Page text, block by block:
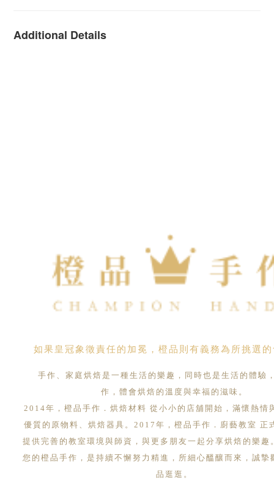
Additional Details
如果皇冠象徵責任的加冕，橙品則有義務為所挑選
手作、家庭烘焙是一種生活的樂趣，同時也是生活的體驗
作，體會烘焙的溫度與幸福的滋味。
2014年，橙品手作．烘焙材料 從小小的店舖開始，滿懷熱情
優質的原物料、烘焙器具。2017年，橙品手作．廚藝教室 正
提供完善的教室環境與師資，與更多朋友一起分享烘焙的樂趣
您的橙品手作，是持續不懈努力精進，所細心醞釀而來，誠摯
品逛逛。